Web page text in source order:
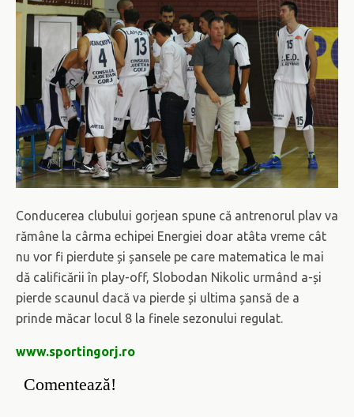
Conducerea clubului gorjean spune că antrenorul plav va
rămâne la cârma echipei Energiei doar atâta vreme cât
nu vor fi pierdute și șansele pe care matematica le mai
dă calificării în play-off, Slobodan Nikolic urmând a-și
pierde scaunul dacă va pierde și ultima șansă de a
prinde măcar locul 8 la finele sezonului regulat.
www.sportingorj.ro
Comentează!